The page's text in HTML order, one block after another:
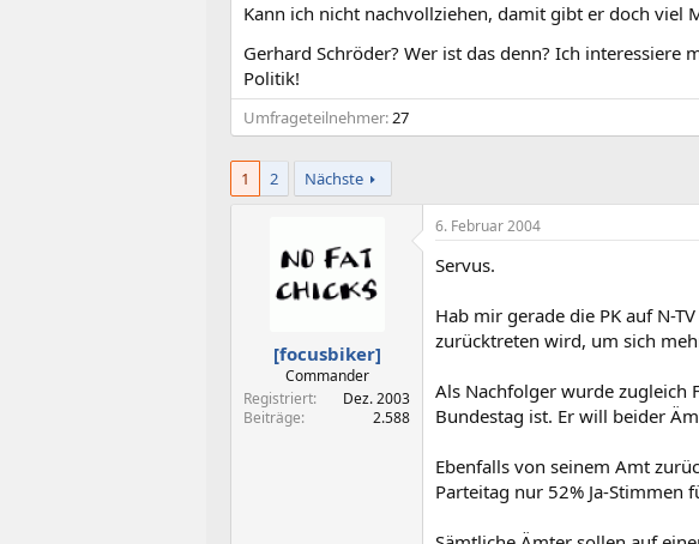
l
r
a
Kann ich nicht nachvollziehen, damit gibt er doch viel
Gerhard Schröder? Wer ist das denn? Ich interessiere
Politik!
Umfrageteilnehmer 27
1 2 Nächste
[focusbiker]
Commander
Registriert
Dez. 2003
Beiträge
2.588
6. Februar 2004
Servus.
Hab mir gerade die PK auf N-
zurücktreten wird, um sich
Als Nachfolger wurde zugleich
Bundestag ist. Er will beider
Ebenfalls von seinem Amt
Parteitag nur 52% Ja-Stimmen